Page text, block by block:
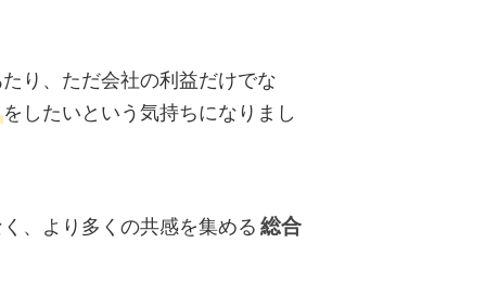
り、ただ会社の利益だけでな
をしたいという気持ちになりまし
、より多くの共感を集める 総合